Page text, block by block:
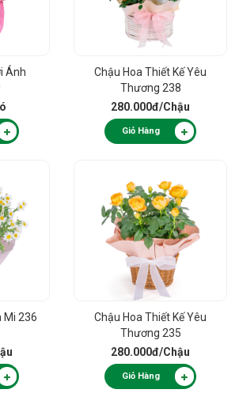
Ánh
Chậu Hoa Thiết Kế Yêu
Thương 238
280.000đ/Chậu
Giỏ Hàng
Mi 236
Chậu Hoa Thiết Kế Yêu
Thương 235
280.000đ/Chậu
Giỏ Hàng